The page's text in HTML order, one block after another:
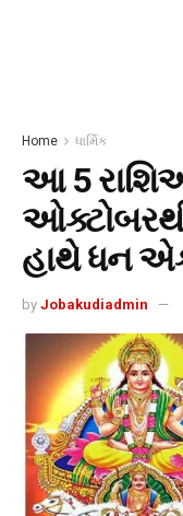
Home ધાર્મિક
આ 5
હાથે ધન
by Jobakudiadmin